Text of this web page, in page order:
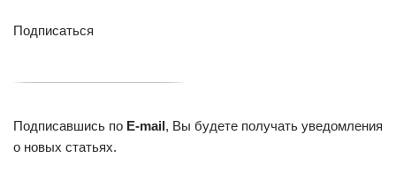
Подписаться
Подписавшись по E-mail, Вы будете получать уведомления
о новых статьях.